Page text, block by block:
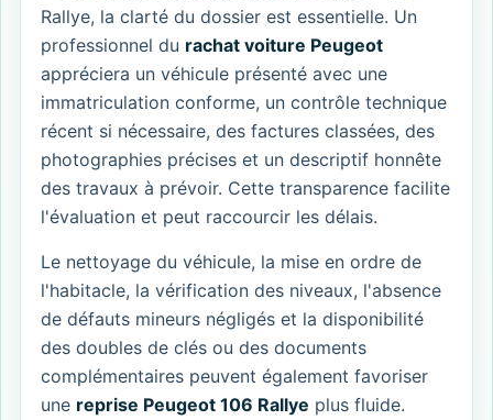
Rallye, la clarté du dossier est essentielle. Un
professionnel du rachat voiture Peugeot
appréciera un véhicule présenté avec une
immatriculation conforme, un contrôle technique
récent si nécessaire, des factures classées, des
photographies précises et un descriptif honnête
des travaux à prévoir. Cette transparence facilite
l'évaluation et peut raccourcir les délais.
Le nettoyage du véhicule, la mise en ordre de
l'habitacle, la vérification des niveaux, l'absence
de défauts mineurs négligés et la disponibilité
des doubles de clés ou des documents
complémentaires peuvent également favoriser
une reprise Peugeot 106 Rallye plus fluide.